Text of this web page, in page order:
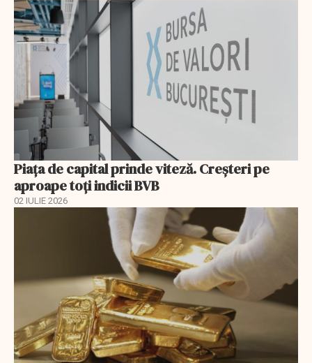
Piața de capital prinde viteză. Creșteri pe
aproape toți indicii BVB
02 IULIE 2026